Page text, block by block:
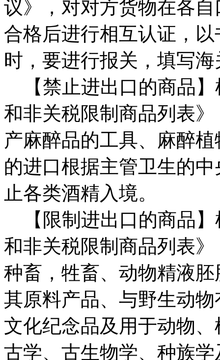
议》，对对方货物在各
合格后进行相互认证，
时，要进行报关，填写
【禁止进出口的商品】
和非关税限制商品列表
产麻醉品的工具、麻醉
的进口根据主管卫生的
止各类酒精入境。
【限制进出口的商品】
和非关税限制商品列表
种畜，牲畜、动物精液
其原料产品、与野生动
文化纪念品及用于动物
古学、古生物学、种族